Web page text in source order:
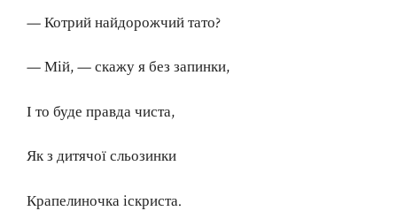
— Котрий найдорожчий тато?
— Мій, — скажу я без запинки,
І то буде правда чиста,
Як з дитячої сльозинки
Крапелиночка іскриста.